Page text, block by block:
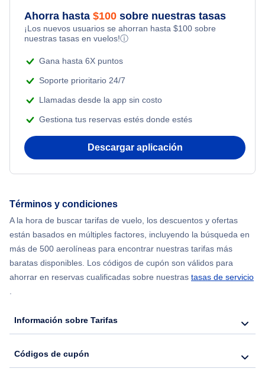
Ahorra hasta $100 sobre nuestras tasas
¡Los nuevos usuarios se ahorran hasta $100 sobre
nuestras tasas en vuelos!ⓘ
Gana hasta 6X puntos
Soporte prioritario 24/7
Llamadas desde la app sin costo
Gestiona tus reservas estés donde estés
Descargar aplicación
Términos y condiciones
A la hora de buscar tarifas de vuelo, los descuentos y ofertas
están basados en múltiples factores, incluyendo la búsqueda en
más de 500 aerolíneas para encontrar nuestras tarifas más
baratas disponibles. Los códigos de cupón son válidos para
ahorrar en reservas cualificadas sobre nuestras tasas de servicio
.
Información sobre Tarifas
Códigos de cupón